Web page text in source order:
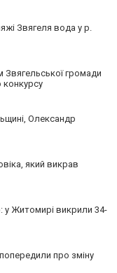
Звягеля вода у р.
Звягельської громади
конкурсу
Олександр
який викрав
у Житомирі викрили 34-
про зміну